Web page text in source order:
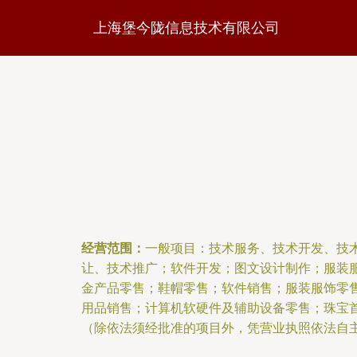
上海堡今陇信息技术有限公司
经营范围： 一般项目：技术服务、技术开发、技
让、技术推广；软件开发；图文设计制作；服装
金产品零售；鞋帽零售；软件销售；服装服饰零
用品销售；计算机软硬件及辅助设备零售；珠宝
（除依法须经批准的项目外，凭营业执照依法自